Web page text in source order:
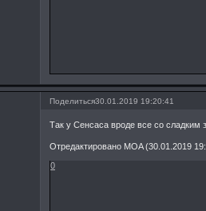
Поделиться30.01.2019 19:20:41
Так у Сенсаса вроде все со
Отредактировано MOA (30.01.2019
0